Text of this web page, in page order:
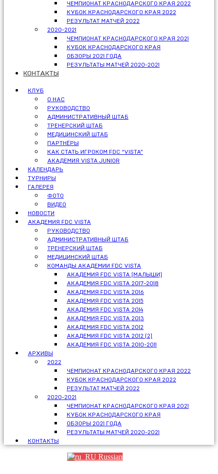
ЧЕМПИОНАТ КРАСНОДАРСКОГО КРАЯ 2022
КУБОК КРАСНОДАРСКОГО КРАЯ 2022
РЕЗУЛЬТАТ МАТЧЕЙ 2022
2020-2021
ЧЕМПИОНАТ КРАСНОДАРСКОГО КРАЯ 2021
КУБОК КРАСНОДАРСКОГО КРАЯ
ОБЗОРЫ 2021 ГОДА
РЕЗУЛЬТАТЫ МАТЧЕЙ 2020-2021
КОНТАКТЫ
КЛУБ
О НАС
РУКОВОДСТВО
АДМИНИСТРАТИВНЫЙ ШТАБ
ТРЕНЕРСКИЙ ШТАБ
МЕДИЦИНСКИЙ ШТАБ
ПАРТНЁРЫ
КАК СТАТЬ ИГРОКОМ FDC “VISTA”
АКАДЕМИЯ VISTA JUNIOR
КАЛЕНДАРЬ
ТУРНИРЫ
ГАЛЕРЕЯ
ФОТО
ВИДЕО
НОВОСТИ
АКАДЕМИЯ FDC VISTA
РУКОВОДСТВО
АДМИНИСТРАТИВНЫЙ ШТАБ
ТРЕНЕРСКИЙ ШТАБ
МЕДИЦИНСКИЙ ШТАБ
КОМАНДЫ АКАДЕМИИ FDC VISTA
АКАДЕМИЯ FDC VISTA (МАЛЫШИ)
АКАДЕМИЯ FDC VISTA 2017-2018
АКАДЕМИЯ FDC VISTA 2016
АКАДЕМИЯ FDC VISTA 2015
АКАДЕМИЯ FDC VISTA 2014
АКАДЕМИЯ FDC VISTA 2013
АКАДЕМИЯ FDC VISTA 2012
АКАДЕМИЯ FDC VISTA 2012 (2)
АКАДЕМИЯ FDC VISTA 2010-2011
АРХИВЫ
2022
ЧЕМПИОНАТ КРАСНОДАРСКОГО КРАЯ 2022
КУБОК КРАСНОДАРСКОГО КРАЯ 2022
РЕЗУЛЬТАТ МАТЧЕЙ 2022
2020-2021
ЧЕМПИОНАТ КРАСНОДАРСКОГО КРАЯ 2021
КУБОК КРАСНОДАРСКОГО КРАЯ
ОБЗОРЫ 2021 ГОДА
РЕЗУЛЬТАТЫ МАТЧЕЙ 2020-2021
КОНТАКТЫ
Russian